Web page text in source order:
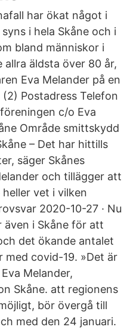
har ökat något i
i hela Skåne och i
bland människor i
allra äldsta över 80 år,
Eva Melander på en
Postadress Telefon
c/o Eva
Område smittskydd
– Det har hittills
säger Skånes
och tillägger att
vet i vilken
2020-10-27 · Nu
i Skåne för att
det ökande antalet
med covid-19. »Det är
Melander,
Skåne. att regionens
bör övergå till
med den 24 januari.